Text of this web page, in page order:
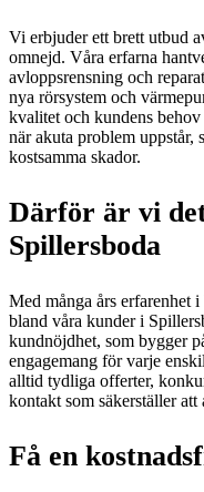
Vi erbjuder ett brett utbud
omnejd. Våra erfarna
avloppsrensning och
nya rörsystem och
kvalitet och kundens
när akuta problem uppstår,
kostsamma skador.
Därför är vi
Spillersboda
Med många års erfarenhet
bland våra kunder i
kundnöjdhet, som bygger
engagemang för varje
alltid tydliga offerter,
kontakt som säkerställer
Få en